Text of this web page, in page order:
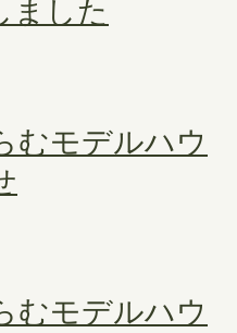
ました
むモデルハウ
むモデルハウ